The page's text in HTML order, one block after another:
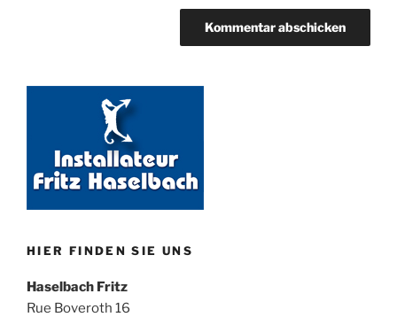
HIER FINDEN SIE UNS
Haselbach Fritz
Rue Boveroth 16